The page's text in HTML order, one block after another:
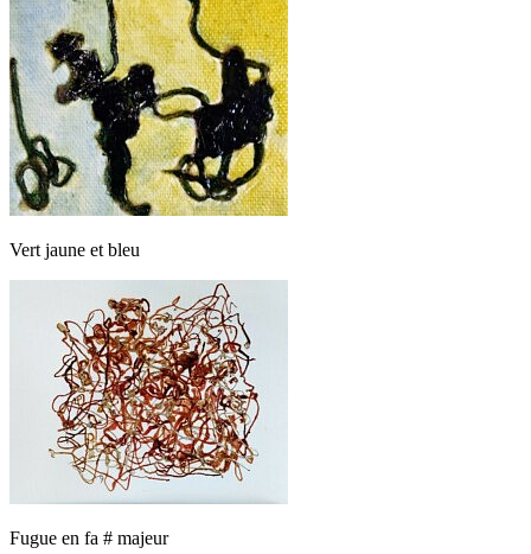
Vert jaune et bleu
Fugue en fa # majeur